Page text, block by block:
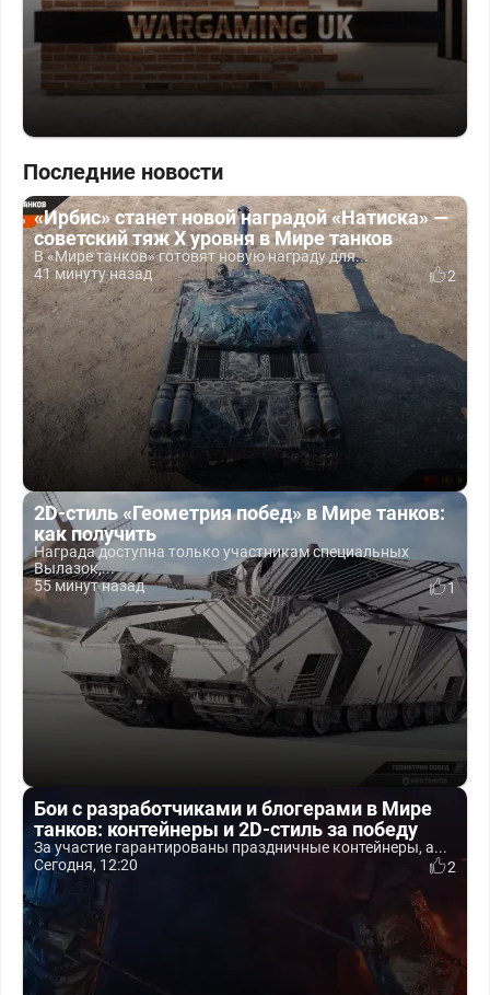
Последние новости
«Ирбис» станет новой наградой «Натиска» —
советский тяж X уровня в Мире танков
В «Мире танков» готовят новую награду для...
41 минуту назад
2
2D-стиль «Геометрия побед» в Мире танков:
как получить
Награда доступна только участникам специальных
Вылазок,...
55 минут назад
1
Бои с разработчиками и блогерами в Мире
танков: контейнеры и 2D-стиль за победу
За участие гарантированы праздничные контейнеры, а...
Сегодня, 12:20
2